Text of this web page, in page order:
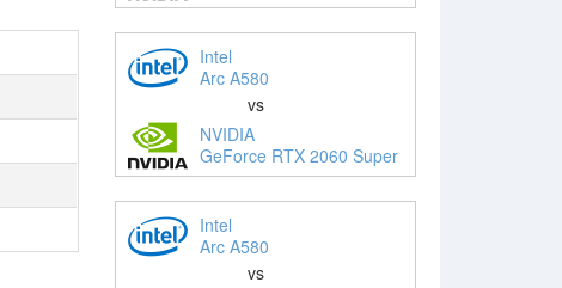
Intel
Arc A580
vs
NVIDIA
GeForce RTX 2060 Super
Intel
Arc A580
vs